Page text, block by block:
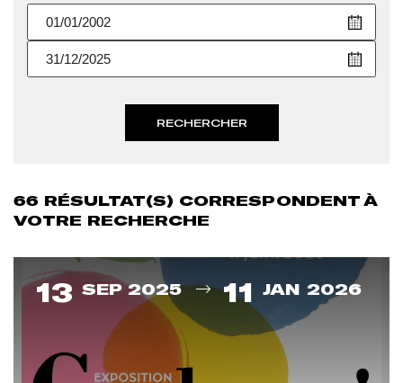
66 RÉSULTAT(S) CORRESPONDENT À
VOTRE RECHERCHE
Du
13 SEP 2025 11 JAN 2026